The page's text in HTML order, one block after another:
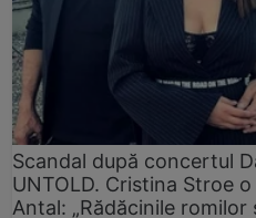
Scandal după concertul
UNTOLD. Cristina Stroe
Antal: „Rădăcinile